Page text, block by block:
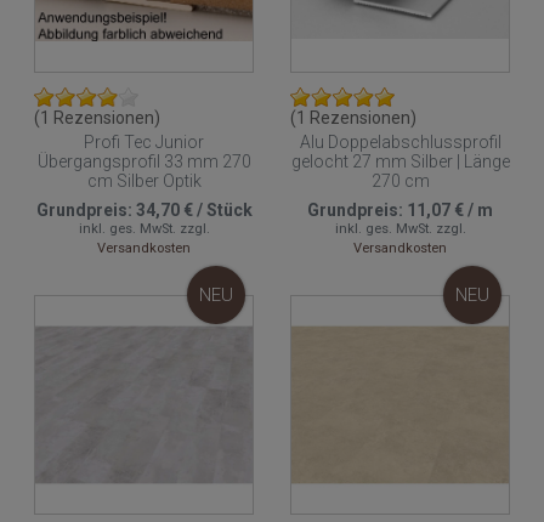
(1 Rezensionen)
Profi Tec Junior
Übergangsprofil 33 mm 270
cm Silber Optik
Grundpreis: 34,70 €/Stück
inkl. ges. MwSt. zzgl.
Versandkosten
(1 Rezensionen)
Alu Doppelabschlussprofil
gelocht 27 mm Silber | Länge
270 cm
Grundpreis: 11,07 €/ m
inkl. ges. MwSt. zzgl.
Versandkosten
NEU NEU